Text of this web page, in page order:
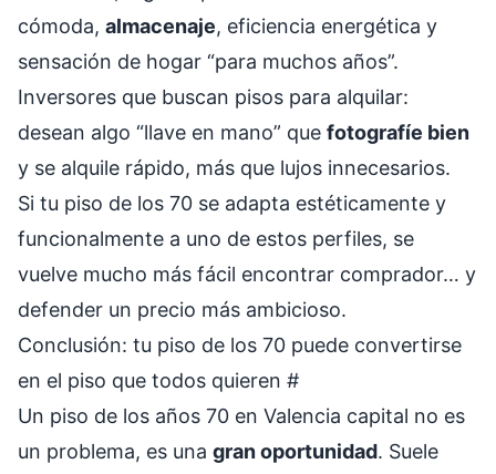
cómoda, almacenaje, eficiencia energética y
sensación de hogar “para muchos años”.
Inversores que buscan pisos para alquilar:
desean algo “llave en mano” que fotografíe bien
y se alquile rápido, más que lujos innecesarios.
Si tu piso de los 70 se adapta estéticamente y
funcionalmente a uno de estos perfiles, se
vuelve mucho más fácil encontrar comprador… y
defender un precio más ambicioso.
Conclusión: tu piso de los 70 puede convertirse
en el piso que todos quieren #
Un piso de los años 70 en Valencia capital no es
un problema, es una gran oportunidad. Suele